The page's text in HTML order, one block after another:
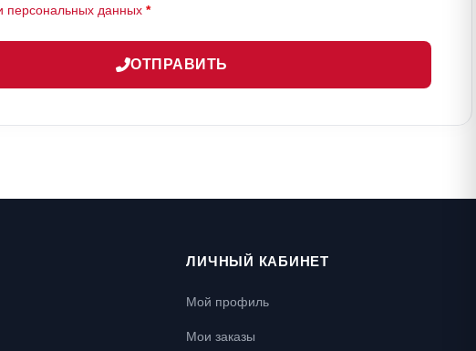
персональных данных *
ОТПРАВИТЬ
ЛИЧНЫЙ КАБИНЕТ
Мой профиль
Мои заказы